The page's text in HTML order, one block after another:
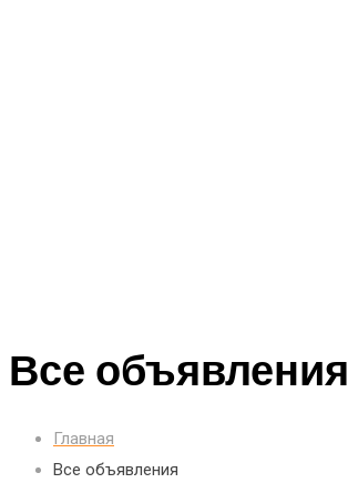
Все объявления
Главная
Все объявления